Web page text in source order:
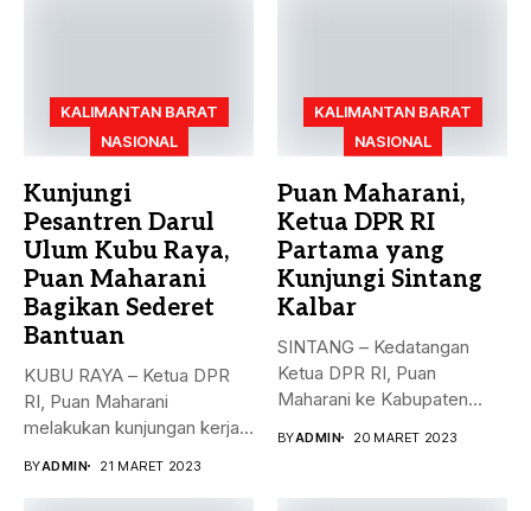
KALIMANTAN BARAT
NASIONAL
Kunjungi
Pesantren Darul
Ulum Kubu Raya,
Puan Maharani
Bagikan Sederet
Bantuan
KUBU RAYA – Ketua DPR
RI, Puan Maharani
melakukan kunjungan kerja
BYADMIN 21 MARET 2023
KALIMANTAN BARAT
NASIONAL
Puan Maharani,
Ketua DPR RI
Partama yang
Kunjungi Sintang
Kalbar
SINTANG – Kedatangan
Ketua DPR RI, Puan
Maharani ke Kabupaten
BYADMIN 20 MARET 2023